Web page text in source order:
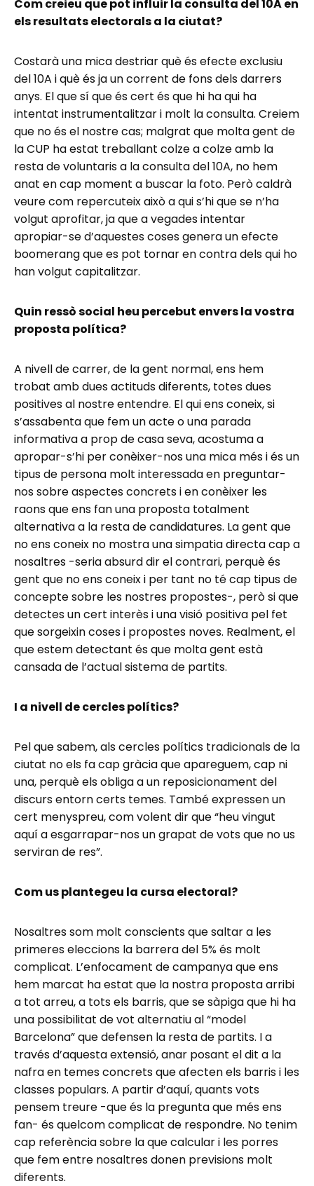
Com creieu que pot influir la consulta del 10A en
els resultats electorals a la ciutat?
Costarà una mica destriar què és efecte exclusiu
del 10A i què és ja un corrent de fons dels darrers
anys. El que sí que és cert és que hi ha qui ha
intentat instrumentalitzar i molt la consulta. Creiem
que no és el nostre cas; malgrat que molta gent de
la CUP ha estat treballant colze a colze amb la
resta de voluntaris a la consulta del 10A, no hem
anat en cap moment a buscar la foto. Però caldrà
veure com repercuteix això a qui s’hi que se n’ha
volgut aprofitar, ja que a vegades intentar
apropiar-se d’aquestes coses genera un efecte
boomerang que es pot tornar en contra dels qui ho
han volgut capitalitzar.
Quin ressò social heu percebut envers la vostra
proposta política?
A nivell de carrer, de la gent normal, ens hem
trobat amb dues actituds diferents, totes dues
positives al nostre entendre. El qui ens coneix, si
s’assabenta que fem un acte o una parada
informativa a prop de casa seva, acostuma a
apropar-s’hi per conèixer-nos una mica més i és un
tipus de persona molt interessada en preguntar-
nos sobre aspectes concrets i en conèixer les
raons que ens fan una proposta totalment
alternativa a la resta de candidatures. La gent que
no ens coneix no mostra una simpatia directa cap a
nosaltres -seria absurd dir el contrari, perquè és
gent que no ens coneix i per tant no té cap tipus de
concepte sobre les nostres propostes-, però si que
detectes un cert interès i una visió positiva pel fet
que sorgeixin coses i propostes noves. Realment, el
que estem detectant és que molta gent està
cansada de l’actual sistema de partits.
I a nivell de cercles polítics?
Pel que sabem, als cercles polítics tradicionals de la
ciutat no els fa cap gràcia que apareguem, cap ni
una, perquè els obliga a un reposicionament del
discurs entorn certs temes. També expressen un
cert menyspreu, com volent dir que “heu vingut
aquí a esgarrapar-nos un grapat de vots que no us
serviran de res”.
Com us plantegeu la cursa electoral?
Nosaltres som molt conscients que saltar a les
primeres eleccions la barrera del 5% és molt
complicat. L’enfocament de campanya que ens
hem marcat ha estat que la nostra proposta arribi
a tot arreu, a tots els barris, que se sàpiga que hi ha
una possibilitat de vot alternatiu al “model
Barcelona” que defensen la resta de partits. I a
través d’aquesta extensió, anar posant el dit a la
nafra en temes concrets que afecten els barris i les
classes populars. A partir d’aquí, quants vots
pensem treure -que és la pregunta que més ens
fan- és quelcom complicat de respondre. No tenim
cap referència sobre la que calcular i les porres
que fem entre nosaltres donen previsions molt
diferents.